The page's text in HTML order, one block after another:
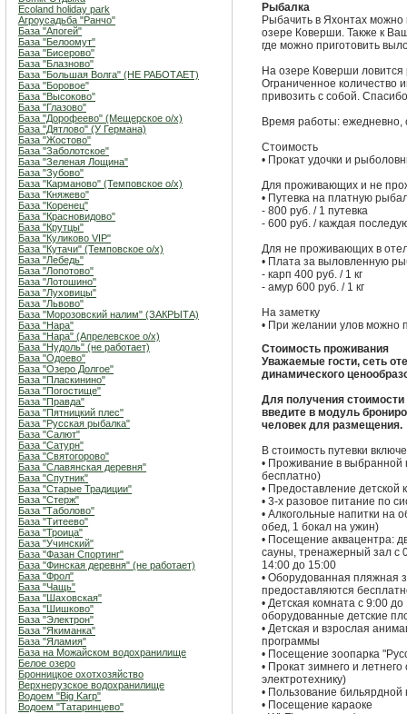
Ecoland holiday park
Агроусадьба "Ранчо"
База "Апогей"
База "Белоомут"
База "Бисерово"
База "Блазново"
База "Большая Волга" (НЕ РАБОТАЕТ)
База "Боровое"
База "Высоково"
База "Глазово"
База "Дорофеево" (Мещерское о/х)
База "Дятлово" (У Германа)
База "Жостово"
База "Заболотское"
База "Зеленая Лощина"
База "Зубово"
База "Карманово" (Темповское о/х)
База "Княжево"
База "Коренец"
База "Красновидово"
База "Крутцы"
База "Куликово VIP"
База "Кутачи" (Темповское о/х)
База "Лебедь"
База "Лопотово"
База "Лотошино"
База "Луховицы"
База "Львово"
База "Морозовский налим" (ЗАКРЫТА)
База "Нара"
База "Нара" (Апрелевское о/х)
База "Нудоль" (не работает)
База "Одоево"
База "Озеро Долгое"
База "Пласкинино"
База "Погостище"
База "Правда"
База "Пятницкий плес"
База "Русская рыбалка"
База "Салют"
База "Сатурн"
База "Святогорово"
База "Славянская деревня"
База "Спутник"
База "Старые Традиции"
База "Стерж"
База "Таболово"
База "Титеево"
База "Троица"
База "Учинский"
База "Фазан Спортинг"
База "Финская деревня" (не работает)
База "Фрол"
База "Чащь"
База "Шаховская"
База "Шишково"
База "Электрон"
База "Якиманка"
База "Яламия"
База на Можайском водохранилище
Белое озеро
Бронницкое охотхозяйство
Верхнерузское водохранилище
Водоем "Big Karp"
Водоем "Татаринцево"
Рыбалка
Рыбачить в Яхонтах
озере Коверши. Также к
где можно приготовить
На озере Коверши ловится
Ограниченное количество
привозить с собой.
Время работы: ежедневно,
Стоимость
• Прокат удочки и
Для проживающих и не
• Путевка на платную
- 800 руб. / 1 путевка
- 600 руб. / каждая
Для не проживающих в
• Плата за выловленную
- карп 400 руб. / 1 кг
- амур 600 руб. / 1 кг
На заметку
• При желании улов можно
Стоимость проживания
Уважаемые гости, сеть
динамического
Для получения
введите в модуль
человек для размещения.
В стоимость путевки
• Проживание в выбранной
бесплатно)
• Предоставление детской
• 3-х разовое питание по
• Алкогольные напитки на
обед, 1 бокал на ужин)
• Посещение аквацентра:
сауны, тренажерный зал с
14:00 до 15:00
• Оборудованная пляжная
предоставляются
• Детская комната с 9:00
оборудованные детские
• Детская и взрослая
программы
• Посещение зоопарка
• Прокат зимнего и
электротехнику)
• Пользование бильярдной
• Посещение караоке